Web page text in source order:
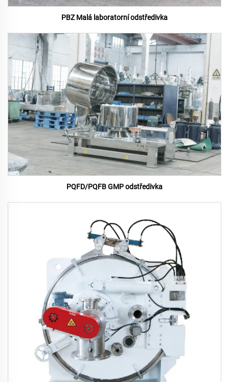
PBZ Malá laboratorní odstředivka
PQFD/PQFB GMP odstředivka